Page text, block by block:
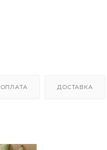
ОПЛАТА ДОСТАВКА